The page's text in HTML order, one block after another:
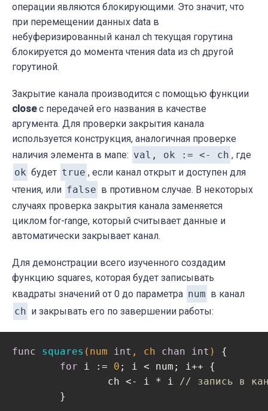
операции являются блокирующими. Это значит, что
при перемещении данных data в
небуферизированный канал ch текущая горутина
блокируется до момента чтения data из ch другой
горутиной.
Закрытие канала производится с помощью функции
closeс передачей его названия в качестве
аргумента. Для проверки закрытия канала
используется конструкция, аналогичная проверке
наличия элемента в мапе: val, ok := <- ch , где
ok будет true , если канал открыт и доступен для
чтения, или false в противном случае. В некоторых
случаях проверка закрытия канала заменяется
циклом for-range, который считывает данные и
автоматически закрывает канал.
Для демонстрации всего изученного создадим
функцию squares, которая будет записывать
квадраты значений от 0 до параметра num в канал
ch и закрывать его по завершении работы:
func squares (num int , ch chan int )
{
for i := 0 ; i < num; i++ {
		ch <- i * i
// запись в